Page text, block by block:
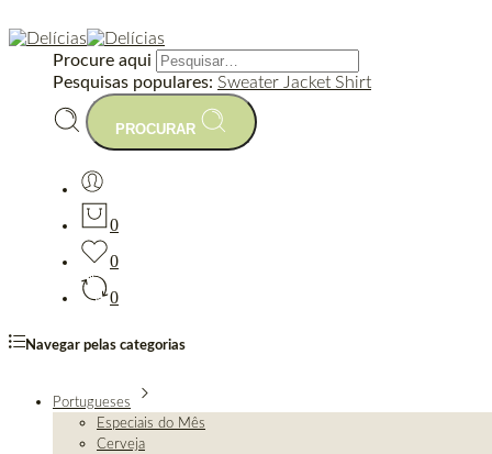
Procure aqui
Pesquisas populares: Sweater Jacket Shirt
PROCURAR
0
0
0
Navegar pelas categorias
Portugueses
Especiais do Mês
Cerveja